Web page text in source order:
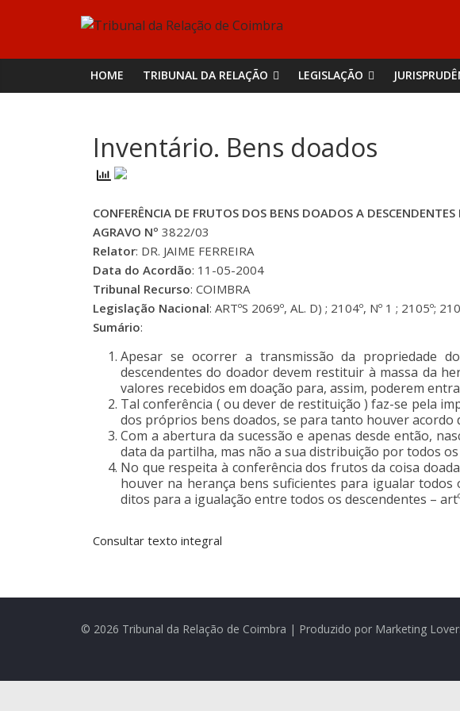
Tribunal
da
Relação
de
Coimbra
HOME TRIBUNAL DA RELAÇÃO LEGISLAÇÃO
Inventário. Bens doados
CONFERÊNCIA DE FRUTOS DOS BENS DOADOS A
AGRAVO Nº 3822/03
Relator: DR. JAIME FERREIRA
Data do Acordão: 11-05-2004
Tribunal Recurso: COIMBRA
Legislação Nacional: ARTºS 2069º, AL. D) ; 2104º, Nº 1 ; 2105º;
Sumário:
Apesar se ocorrer a transmissão da propriedade
descendentes do doador devem restituir à massa da
valores recebidos em doação para, assim, poderem
Tal conferência ( ou dever de restituição ) faz-se pela
dos próprios bens doados, se para tanto houver acordo
Com a abertura da sucessão e apenas desde então,
data da partilha, mas não a sua distribuição por todos os
No que respeita à conferência dos frutos da coisa
houver na herança bens suficientes para igualar
ditos para a igualação entre todos os descendentes – artº
Consultar texto integral
© 2026 Tribunal da Relação de Coimbra | Produzido por Marketing